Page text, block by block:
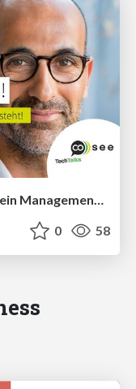
It's the empathy, stupid! Damit dein Management dich endlich versteht!
0 58